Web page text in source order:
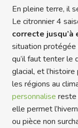
En pleine terre, il
Le citronnier 4
correcte jusqu’à
situation protégée
qu’il faut tenter le
glacial, et
les régions au
personnalise reste
elle permet
ou pièce non